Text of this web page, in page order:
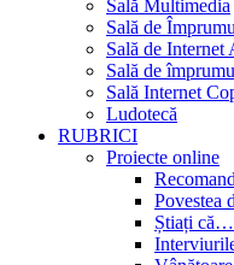
Sală Multimedia
Sală de
Sală de Internet
Sală de
Sală Internet
Ludotecă
RUBRICI
Proiecte online
Povestea
Știați că…